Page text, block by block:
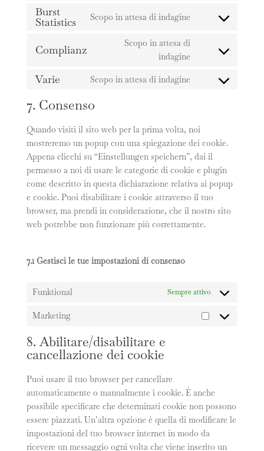
service
Burst
Statistics Scopo in attesa di indagine
Consent
service
statistics
Complianz
Scopo in attesa di
indagine
Consent
service
Varie Scopo in attesa di indagine
Consent
varie
7. Consenso
Quando visiti il sito web per la prima volta, noi
mostreremo un popup con una spiegazione dei cookie.
Appena clicchi su “Einstellungen speichern”, dai il
permesso a noi di usare le categorie di cookie e plugin
come descritto in questa dichiarazione relativa ai popup
e cookie. Puoi disabilitare i cookie attraverso il tuo
browser, ma prendi in considerazione, che il nostro sito
web potrebbe non funzionare più correttamente.
7.1 Gestisci le tue impostazioni di consenso
Funktional Sempre attivo
Marketing
Marketing
8. Abilitare/disabilitare e
cancellazione dei cookie
Puoi usare il tuo browser per cancellare
automaticamente o manualmente i cookie. È anche
possibile specificare che determinati cookie non possono
essere piazzati. Un’altra opzione è quella di modificare le
impostazioni del tuo browser internet in modo da
ricevere un messaggio ogni volta che viene inserito un